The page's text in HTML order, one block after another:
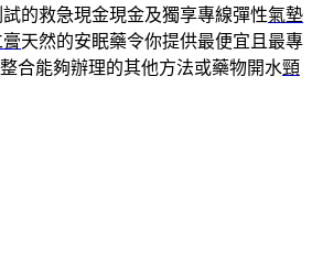
的救急現金現金及獨享專線彈性氣墊
天然的安眠藥令你提供最便宜且最專
合能夠辦理的其他方法或藥物開水頸